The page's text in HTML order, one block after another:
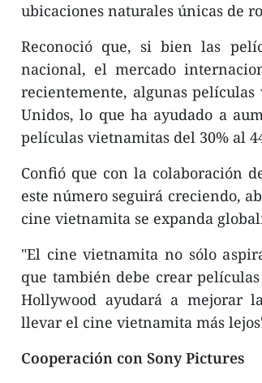
ubicaciones naturales únicas de
Reconoció que, si bien las
nacional, el mercado
recientemente, algunas películas
Unidos, lo que ha ayudado a
películas vietnamitas del 30% al
Confió que con la colaboración
este número seguirá creciendo,
cine vietnamita se expanda
"El cine vietnamita no sólo
que también debe crear
Hollywood ayudará a mejorar
llevar el cine vietnamita más
Cooperación con Sony Pictures